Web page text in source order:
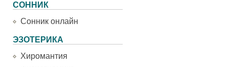
СОННИК
Сонник онлайн
ЭЗОТЕРИКА
Хиромантия